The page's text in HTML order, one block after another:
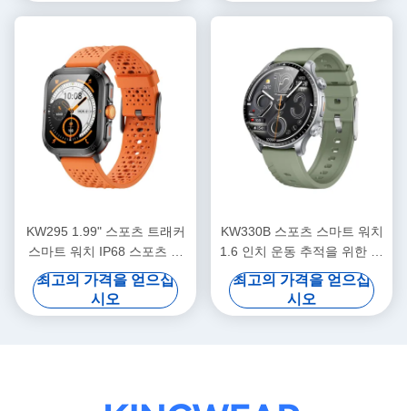
KW295 1.99" 스포츠 트래커
스마트 워치 IP68 스포츠 심
박수 방수 스마트 워치
최고의 가격을 얻으십
시오
KW330B 스포츠 스마트 워치
1.6 인치 운동 추적을 위한 고
급 피트니스 워치
최고의 가격을 얻으십
시오